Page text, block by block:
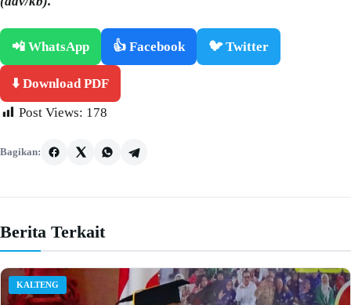
📲 WhatsApp 👍 Facebook 🐦 Twitter
⬇️ Download PDF
Post Views: 178
Bagikan:
Berita Terkait
KALTENG